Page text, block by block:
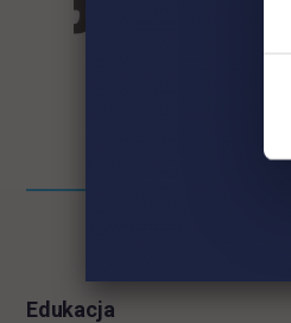
Edukacja